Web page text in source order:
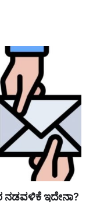
ನಡವಳಿಕೆ ಇದೇನಾ?